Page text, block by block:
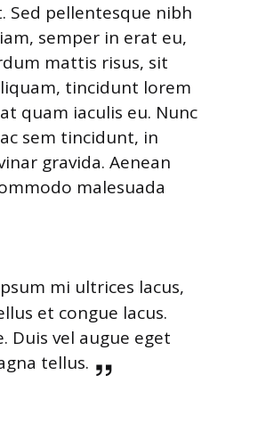
Sed pellentesque nibh
semper in erat eu,
mattis risus, sit
tincidunt lorem
quam iaculis eu. Nunc
sem tincidunt, in
gravida. Aenean
malesuada
mi ultrices lacus,
et congue lacus.
Duis vel augue eget
tellus.